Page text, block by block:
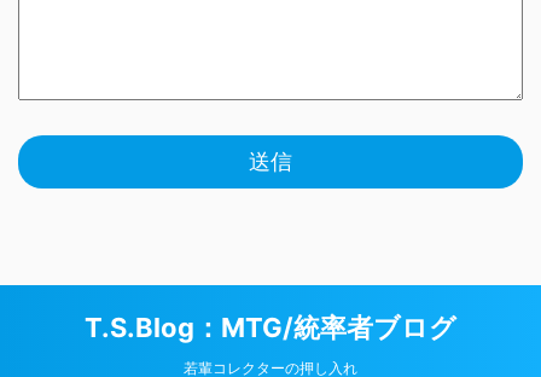
T.S.Blog：MTG/統率者ブログ
若輩コレクターの押し入れ